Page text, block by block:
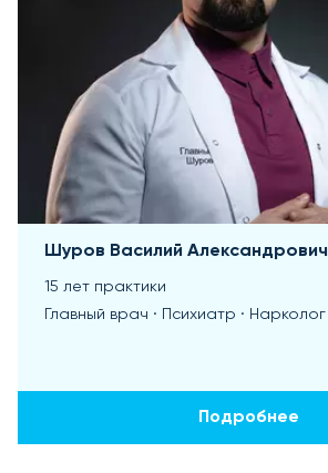
Шуров Василий Александрович
15 лет практики
Главный врач · Психиатр · Нарколог
Подробнее